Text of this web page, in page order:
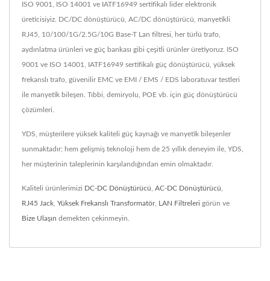
ISO 9001, ISO 14001 ve IATF16949 sertifikalı lider elektronik
üreticisiyiz. DC/DC dönüştürücü, AC/DC dönüştürücü, manyetikli
RJ45, 10/100/1G/2.5G/10G Base-T Lan filtresi, her türlü trafo,
aydınlatma ürünleri ve güç bankası gibi çeşitli ürünler üretiyoruz. ISO
9001 ve ISO 14001, IATF16949 sertifikalı güç dönüştürücü, yüksek
frekanslı trafo, güvenilir EMC ve EMI / EMS / EDS laboratuvar testleri
ile manyetik bileşen. Tıbbi, demiryolu, POE vb. için güç dönüştürücü
çözümleri.
YDS, müşterilere yüksek kaliteli güç kaynağı ve manyetik bileşenler
sunmaktadır; hem gelişmiş teknoloji hem de 25 yıllık deneyim ile, YDS,
her müşterinin taleplerinin karşılandığından emin olmaktadır.
Kaliteli ürünlerimizi DC-DC Dönüştürücü AC-DC Dönüştürücü
RJ45 Jack Yüksek Frekanslı Transformatör, LAN Filtreleri görün ve
Bize Ulaşın demekten çekinmeyin.